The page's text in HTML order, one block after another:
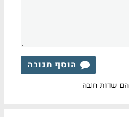
הוסף תגובה
הם שדות חובה